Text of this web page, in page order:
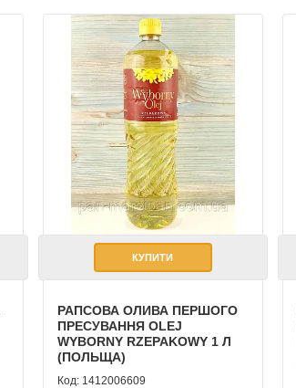
КУПИТИ
РАПСОВА ОЛИВА ПЕРШОГО
ПРЕСУВАННЯ OLEJ
WYBORNY RZEPAKOWY 1 Л
(ПОЛЬЩА)
1412006609